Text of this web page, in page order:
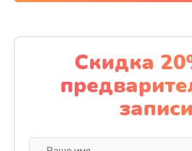
Замена
1100 руб.
Заказать
Скидка
записи